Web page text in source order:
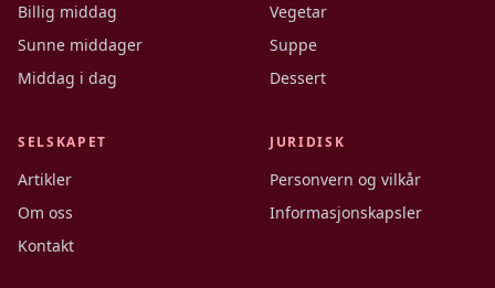
Billig middag
Sunne middager
Middag i dag
Vegetar
Suppe
Dessert
SELSKAPET
Artikler
Om oss
Kontakt
JURIDISK
Personvern og vilkår
Informasjonskapsler